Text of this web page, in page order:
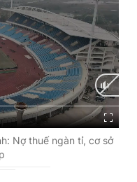
Nợ thuế ngàn tỉ, cơ sở